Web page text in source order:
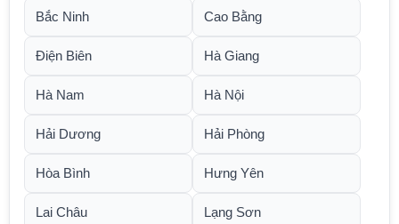
Bắc Ninh Cao Bằng
Điện Biên Hà Giang
Hà Nam Hà Nội
Hải Dương Hải Phòng
Hòa Bình Hưng Yên
Lai Châu Lạng Sơn